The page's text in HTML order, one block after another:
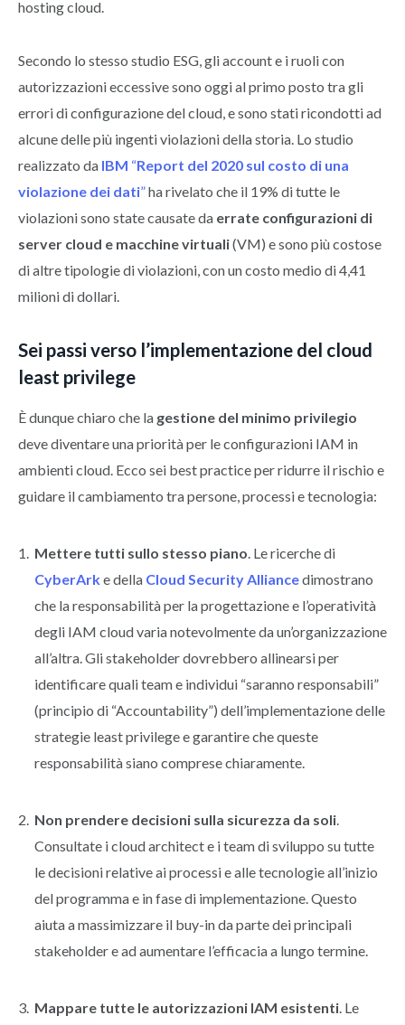
hosting cloud.
Secondo lo stesso studio ESG, gli account e i ruoli con
autorizzazioni eccessive sono oggi al primo posto tra gli
errori di configurazione del cloud, e sono stati ricondotti ad
alcune delle più ingenti violazioni della storia. Lo studio
realizzato da IBM “Report del 2020 sul costo di una
violazione dei dati”ha rivelato che il 19% di tutte le
violazioni sono state causate da errate configurazioni di
server cloud e macchine virtuali(VM) e sono più costose
di altre tipologie di violazioni, con un costo medio di 4,41
milioni di dollari.
Sei passi verso l’implementazione del cloud
least privilege
È dunque chiaro che la gestione del minimo privilegio
deve diventare una priorità per le configurazioni IAM in
ambienti cloud. Ecco sei best practice per ridurre il rischio e
guidare il cambiamento tra persone, processi e tecnologia:
Mettere tutti sullo stesso piano . Le ricerche di
CyberArke della Cloud Security Alliancedimostrano
che la responsabilità per la progettazione e l’operatività
degli IAM cloud varia notevolmente da un’organizzazione
all’altra. Gli stakeholder dovrebbero allinearsi per
identificare quali team e individui “saranno responsabili”
(principio di “Accountability”) dell’implementazione delle
strategie least privilege e garantire che queste
responsabilità siano comprese chiaramente.
Non prendere decisioni sulla sicurezza da soli
Consultate i cloud architect e i team di sviluppo su tutte
le decisioni relative ai processi e alle tecnologie all’inizio
del programma e in fase di implementazione. Questo
aiuta a massimizzare il buy-in da parte dei principali
stakeholder e ad aumentare l’efficacia a lungo termine.
Mappare tutte le autorizzazioni IAM esistenti . Le